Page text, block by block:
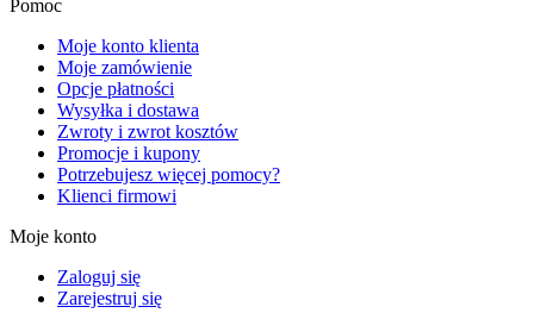
Pomoc
Moje konto klienta
Moje zamówienie
Opcje płatności
Wysyłka i dostawa
Zwroty i zwrot kosztów
Promocje i kupony
Potrzebujesz więcej pomocy?
Klienci firmowi
Moje konto
Zaloguj się
Zarejestruj się